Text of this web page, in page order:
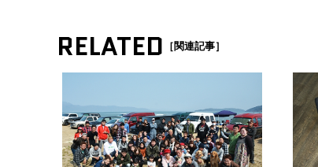
RELATED ［関連記事］